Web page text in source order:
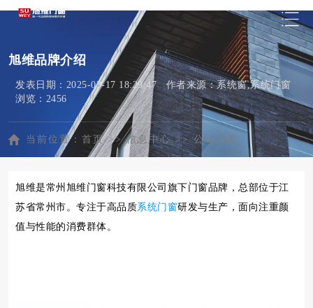
旭维品牌介绍
发表日期：2025-03-17 18:29:47 作者来源：系统窗,系统门窗
浏览：2456
当前位置： 首页>>信息中心>>公司新闻
旭维是常州旭维门窗科技有限公司旗下门窗品牌，总部位于江
苏省常州市。专注于高品质系统门窗研发与生产，面向注重颜
值与性能的消费群体。